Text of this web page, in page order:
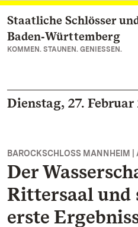
Zum Hauptinhalt springen
Staatliche Schlösser
Baden‑Württemberg
KOMMEN. STAUNEN. GENIESSEN.
Dienstag, 27.
BAROCKSCHLOSS MANNHEIM |
Der
Rittersaal und
erste